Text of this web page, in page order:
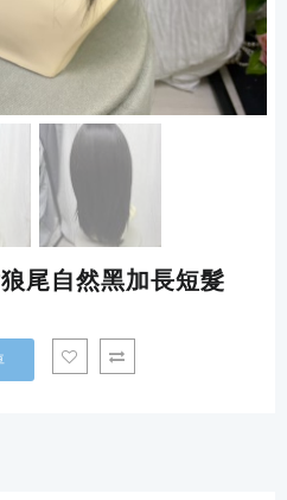
尾自然黑加長短髮